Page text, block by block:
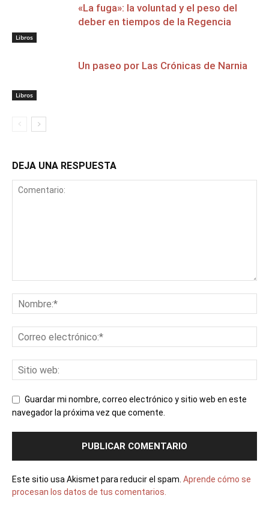
Libros
«La fuga»: la voluntad y el peso del
deber en tiempos de la Regencia
Libros
Un paseo por Las Crónicas de Narnia
DEJA UNA RESPUESTA
Guardar mi nombre, correo electrónico y sitio web en este
navegador la próxima vez que comente.
Este sitio usa Akismet para reducir el spam. Aprende cómo se
procesan los datos de tus comentarios.